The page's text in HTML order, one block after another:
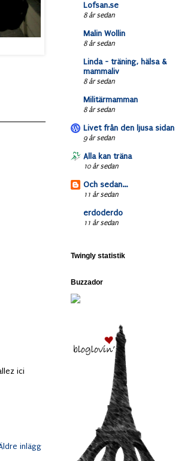
ici
inlägg
Lofsan.se
8 år sedan
Malin Wollin
8 år sedan
Linda - träning, hälsa &
mammaliv
8 år sedan
Militärmamman
8 år sedan
Livet från den ljusa sidan
9 år sedan
Alla kan träna
10 år sedan
Och sedan...
11 år sedan
erdoderdo
11 år sedan
Twingly statistik
Buzzador